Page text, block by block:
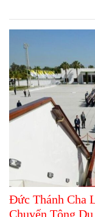
Đức Thánh Cha
Chuyến Tông